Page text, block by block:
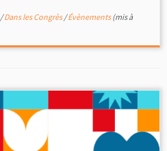
/Dans les Congrès/Évènements(mis à